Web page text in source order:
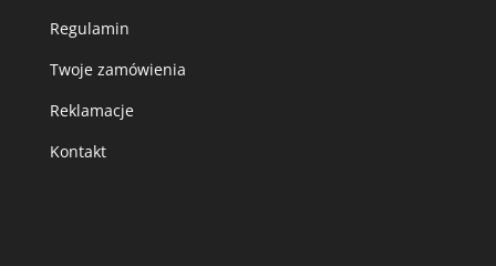
Regulamin
Twoje zamówienia
Reklamacje
Kontakt